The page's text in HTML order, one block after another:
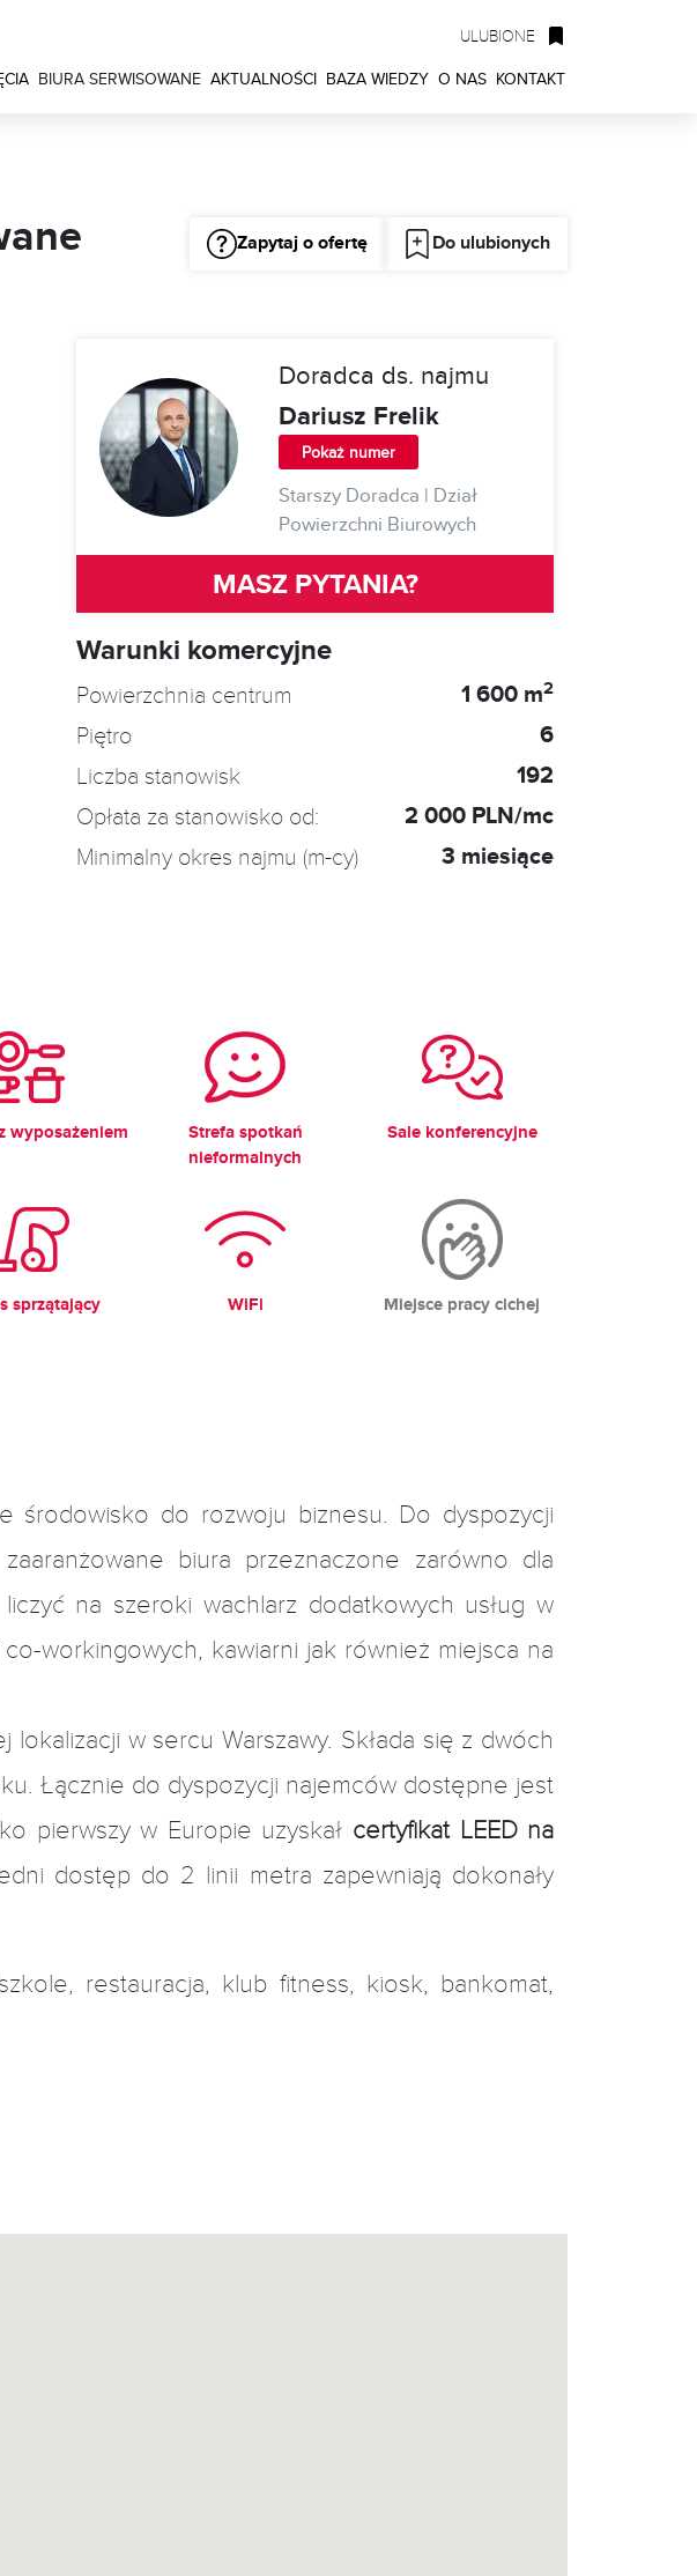
ULUBIONE
BIURA SERWISOWANE AKTUALNOŚCI BAZA WIEDZY O NAS KONTAKT
Zapytaj o ofertę Do ulubionych
Doradca ds. najmu
Dariusz Frelik
Pokaż numer
Starszy Doradca | Dział
Powierzchni Biurowych
MASZ PYTANIA?
Warunki komercyjne
Powierzchnia centrum 1 600 m2
Piętro 6
Liczba stanowisk 192
Opłata za stanowisko od: 2 000 PLN/mc
Minimalny okres najmu (m-cy) 3 miesiące
wyposażeniem
Strefa spotkań
nieformalnych
Sale konferencyjne
sprzątający WiFi Miejsce pracy cichej
środowisko do rozwoju biznesu. Do dyspozycji
biura przeznaczone zarówno dla
na szeroki wachlarz dodatkowych usług w
workingowych, kawiarni jak również miejsca na
w sercu Warszawy. Składa się z dwóch
Łącznie do dyspozycji najemców dostępne jest
pierwszy w Europie uzyskał certyfikat LEED na
dostęp do 2 linii metra zapewniają dokonały
restauracja, klub fitness, kiosk, bankomat,